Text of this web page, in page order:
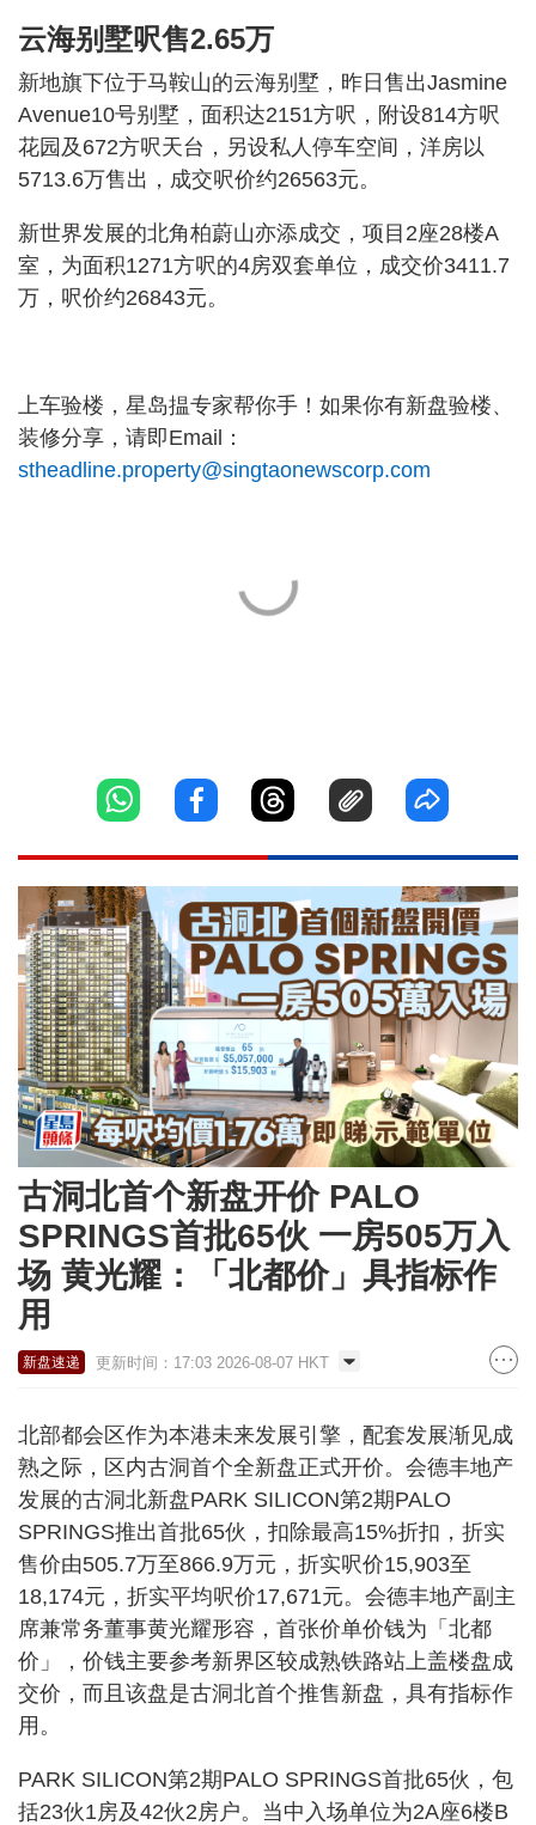
云海别墅呎售2.65万
新地旗下位于马鞍山的云海别墅，昨日售出Jasmine
Avenue10号别墅，面积达2151方呎，附设814方呎
花园及672方呎天台，另设私人停车空间，洋房以
5713.6万售出，成交呎价约26563元。
新世界发展的北角柏蔚山亦添成交，项目2座28楼A
室，为面积1271方呎的4房双套单位，成交价3411.7
万，呎价约26843元。
上车验楼，星岛揾专家帮你手！如果你有新盘验楼、
装修分享，请即Email：
stheadline.property@singtaonewscorp.com
古洞北首个新盘开价 PALO
SPRINGS首批65伙 一房505万入
场 黄光耀：「北都价」具指标作
用
新盘速递 更新时间：17:03 2026-08-07 HKT
北部都会区作为本港未来发展引擎，配套发展渐见成
熟之际，区内古洞首个全新盘正式开价。会德丰地产
发展的古洞北新盘PARK SILICON第2期PALO
SPRINGS推出首批65伙，扣除最高15%折扣，折实
售价由505.7万至866.9万元，折实呎价15,903至
18,174元，折实平均呎价17,671元。会德丰地产副主
席兼常务董事黄光耀形容，首张价单价钱为「北都
价」，价钱主要参考新界区较成熟铁路站上盖楼盘成
交价，而且该盘是古洞北首个推售新盘，具有指标作
用。
PARK SILICON第2期PALO SPRINGS首批65伙，包
括23伙1房及42伙2房户。当中入场单位为2A座6楼B